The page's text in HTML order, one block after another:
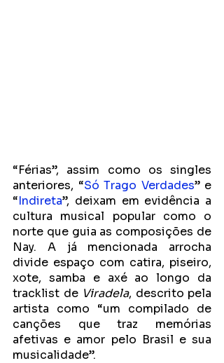
“Férias”, assim como os singles
anteriores, “Só Trago Verdades” e
“Indireta”, deixam em evidência a
cultura musical popular como o
norte que guia as composições de
Nay. A já mencionada arrocha
divide espaço com catira, piseiro,
xote, samba e axé ao longo da
tracklist de Viradela, descrito pela
artista como “um compilado de
canções que traz memórias
afetivas e amor pelo Brasil e sua
musicalidade”.